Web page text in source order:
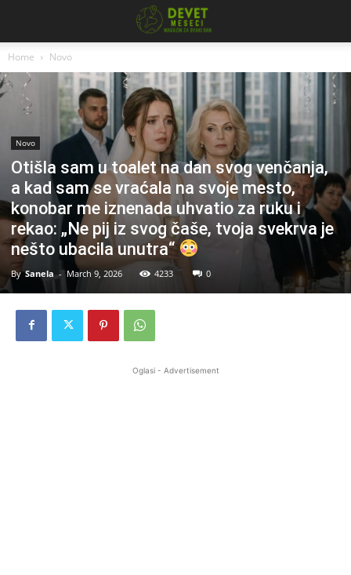
Home Novo
Novo
Otišla sam u toalet na dan svog venčanja,
a kad sam se vraćala na svoje mesto,
konobar me iznenada uhvatio za ruku i
rekao: „Ne pij iz svog čaše, tvoja svekrva je
nešto ubacila unutra“
By Sanela - March 9, 2026 4233 0
Oglasi - Advertisement